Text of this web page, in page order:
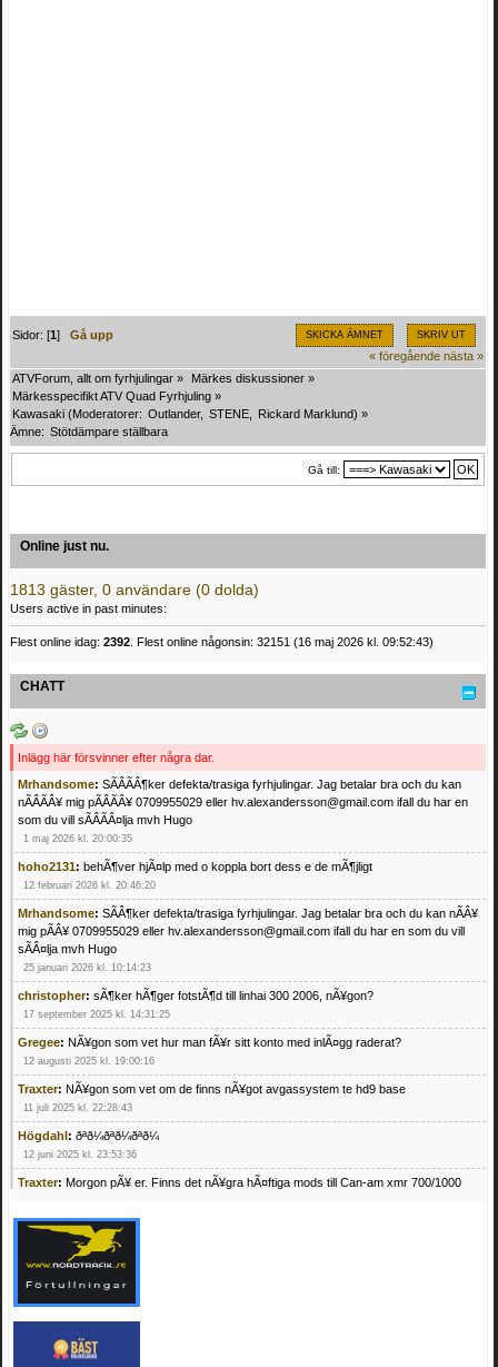
SKICKA ÄMNET SKRIV UT
Sidor: [1]Gå upp
« föregående nästa »
ATVForum, allt om fyrhjulingar » Märkes diskussioner »
Märkesspecifikt ATV Quad Fyrhjuling »
Kawasaki (Moderatorer: Outlander, STENE Rickard Marklund) »
Ämne: Stötdämpare ställbara
Gå till:
Online just nu.
1813 gäster, 0 användare (0 dolda)
Users active in past minutes:
Flest online idag: 2392 . Flest online någonsin: 32151 (16 maj 2026 kl. 09:52:43)
CHATT
Inlägg här försvinner efter några dar.
Mrhandsome: SÃÂÃÂ¶ker defekta/trasiga fyrhjulingar. Jag betalar bra och du kan
nÃÂÃÂ¥ mig pÃÂÃÂ¥ 0709955029 eller hv.alexandersson@gmail.com ifall du har en
som du vill sÃÂÃÂ¤lja mvh Hugo
1 maj 2026 kl. 20:00:35
hoho2131: behÃ¶ver hjÃ¤lp med o koppla bort dess e de mÃ¶jligt
12 februari 2026 kl. 20:46:20
Mrhandsome: SÃÂ¶ker defekta/trasiga fyrhjulingar. Jag betalar bra och du kan nÃÂ¥
mig pÃÂ¥ 0709955029 eller hv.alexandersson@gmail.com ifall du har en som du vill
sÃÂ¤lja mvh Hugo
25 januari 2026 kl. 10:14:23
christopher: sÃ¶ker hÃ¶ger fotstÃ¶d till linhai 300 2006, nÃ¥gon?
17 september 2025 kl. 14:31:25
Gregee: NÃ¥gon som vet hur man fÃ¥r sitt konto med inlÃ¤gg raderat?
12 augusti 2025 kl. 19:00:16
Traxter: NÃ¥gon som vet om de finns nÃ¥got avgassystem te hd9 base
11 juli 2025 kl. 22:28:43
Högdahl: ðªð¼ðªð¼ðªð¼
12 juni 2025 kl. 23:53:36
Traxter: Morgon pÃ¥ er. Finns det nÃ¥gra hÃ¤ftiga mods till Can-am xmr 700/1000
Mrhandsome:SÃ¶ker defekta/trasiga fyrhjulingar. Jag betalar bra och du kan nÃ¥ mig
pÃ¥ 0709955029 eller hv.alexandersson@gmail.com ifall du har en som du vill sÃ¤lja
mvh Hugo
21 februari 2025 kl. 09:25:52
Oscar5:NÃ¥gon som vet vad man kan begÃ¤ra fÃ¶r en Honda TRX 350 FE 2005
4 februari 2025 kl. 19:20:50